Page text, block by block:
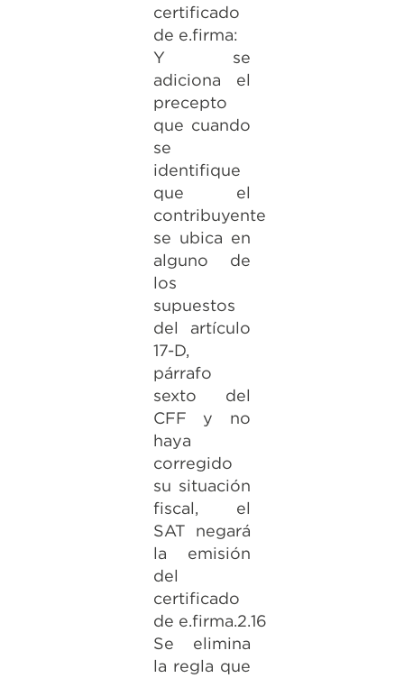
certificado
de e.firma:
Y se
adiciona el
precepto
que cuando
se
identifique
que el
contribuyente
se ubica en
alguno de
los
supuestos
del artículo
17-D,
párrafo
sexto del
CFF y no
haya
corregido
su situación
fiscal, el
SAT negará
la emisión
del
certificado
de e.firma.2.16
Se elimina
la regla que